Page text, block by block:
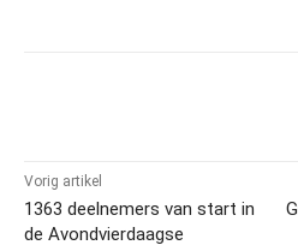
Vorig artikel
1363 deelnemers van start in
de Avondvierdaagse